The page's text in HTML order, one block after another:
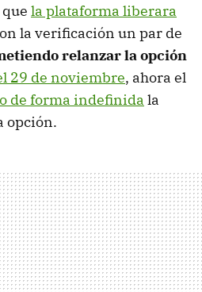
la plataforma liberara
la verificación un par de
relanzar la opción
29 de noviembre, ahora el
de forma indefinida la
opción.